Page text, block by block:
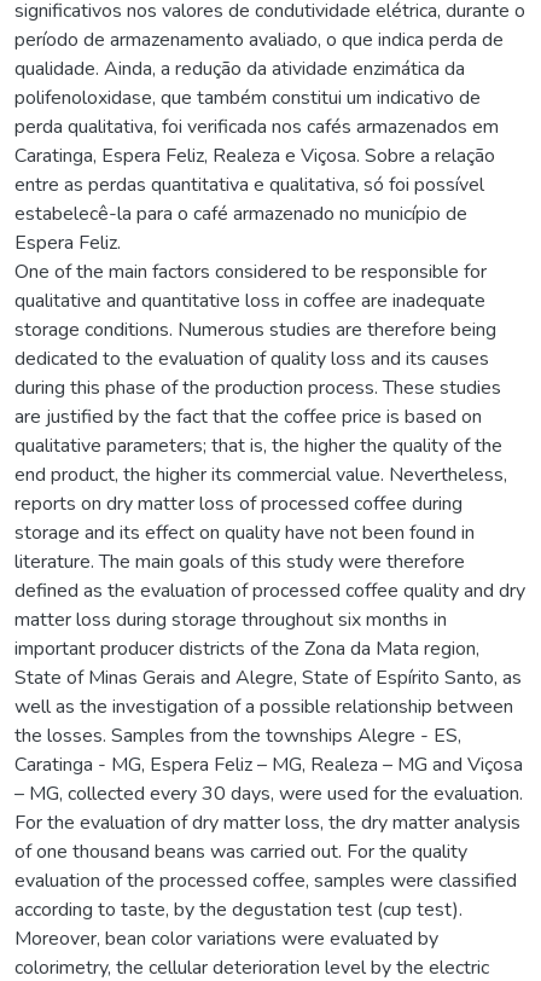
significativos nos valores de condutividade elétrica, durante o
período de armazenamento avaliado, o que indica perda de
qualidade. Ainda, a redução da atividade enzimática da
polifenoloxidase, que também constitui um indicativo de
perda qualitativa, foi verificada nos cafés armazenados em
Caratinga, Espera Feliz, Realeza e Viçosa. Sobre a relação
entre as perdas quantitativa e qualitativa, só foi possível
estabelecê-la para o café armazenado no município de
Espera Feliz.
One of the main factors considered to be responsible for
qualitative and quantitative loss in coffee are inadequate
storage conditions. Numerous studies are therefore being
dedicated to the evaluation of quality loss and its causes
during this phase of the production process. These studies
are justified by the fact that the coffee price is based on
qualitative parameters; that is, the higher the quality of the
end product, the higher its commercial value. Nevertheless,
reports on dry matter loss of processed coffee during
storage and its effect on quality have not been found in
literature. The main goals of this study were therefore
defined as the evaluation of processed coffee quality and dry
matter loss during storage throughout six months in
important producer districts of the Zona da Mata region,
State of Minas Gerais and Alegre, State of Espírito Santo, as
well as the investigation of a possible relationship between
the losses. Samples from the townships Alegre - ES,
Caratinga - MG, Espera Feliz – MG, Realeza – MG and Viçosa
– MG, collected every 30 days, were used for the evaluation.
For the evaluation of dry matter loss, the dry matter analysis
of one thousand beans was carried out. For the quality
evaluation of the processed coffee, samples were classified
according to taste, by the degustation test (cup test).
Moreover, bean color variations were evaluated by
colorimetry, the cellular deterioration level by the electric